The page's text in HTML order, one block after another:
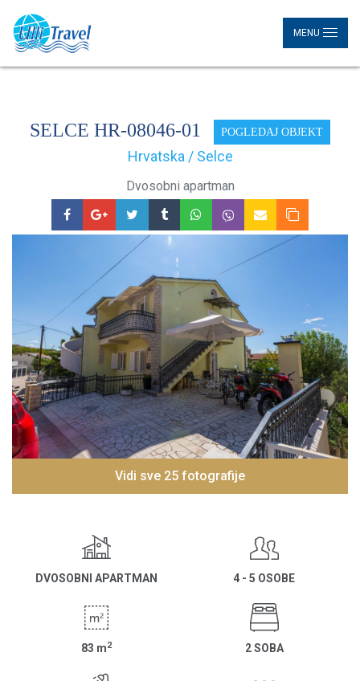
MENU
SELCE HR-08046-01 POGLEDAJ OBJEKT
Hrvatska / Selce
Dvosobni apartman
Vidi sve 25 fotografije
DVOSOBNI APARTMAN 4 - 5 OSOBE
83 m2 2 SOBA